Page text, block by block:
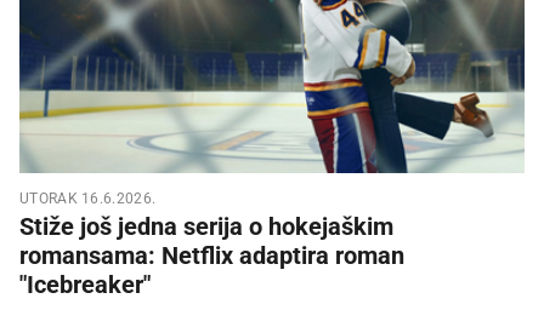
UTORAK 16.6.2026.
Stiže još jedna serija o hokejaškim
romansama: Netflix adaptira roman
"Icebreaker"